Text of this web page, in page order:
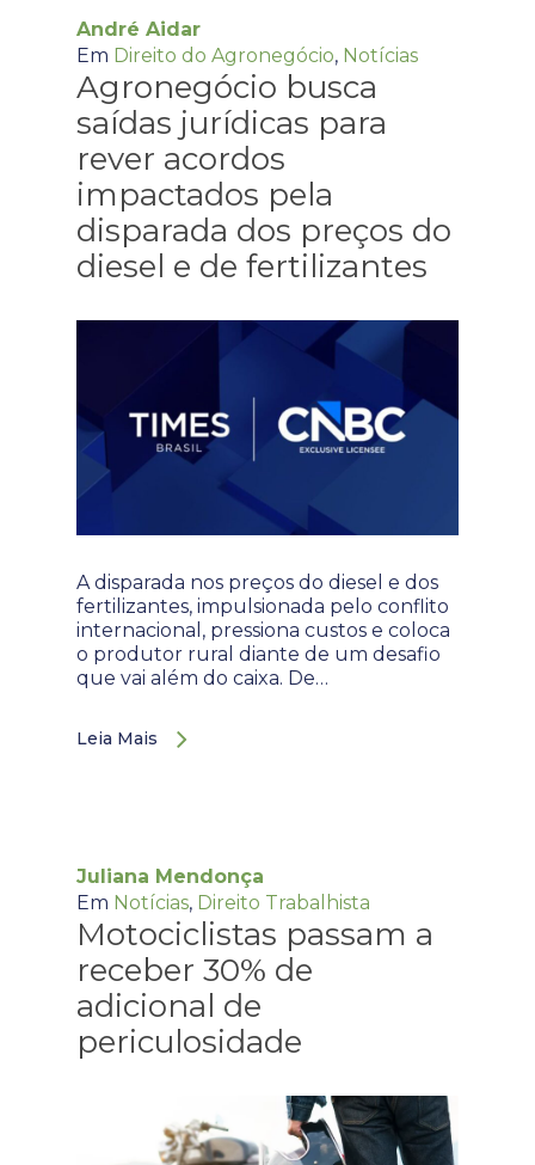
André Aidar
Em Direito do Agronegócio, Notícias
Agronegócio busca
saídas jurídicas para
rever acordos
impactados pela
disparada dos preços do
diesel e de fertilizantes
A disparada nos preços do diesel e dos
fertilizantes, impulsionada pelo conflito
internacional, pressiona custos e coloca
o produtor rural diante de um desafio
que vai além do caixa. De…
Leia Mais
Juliana Mendonça
Em Notícias, Direito Trabalhista
Motociclistas passam a
receber 30% de
adicional de
periculosidade